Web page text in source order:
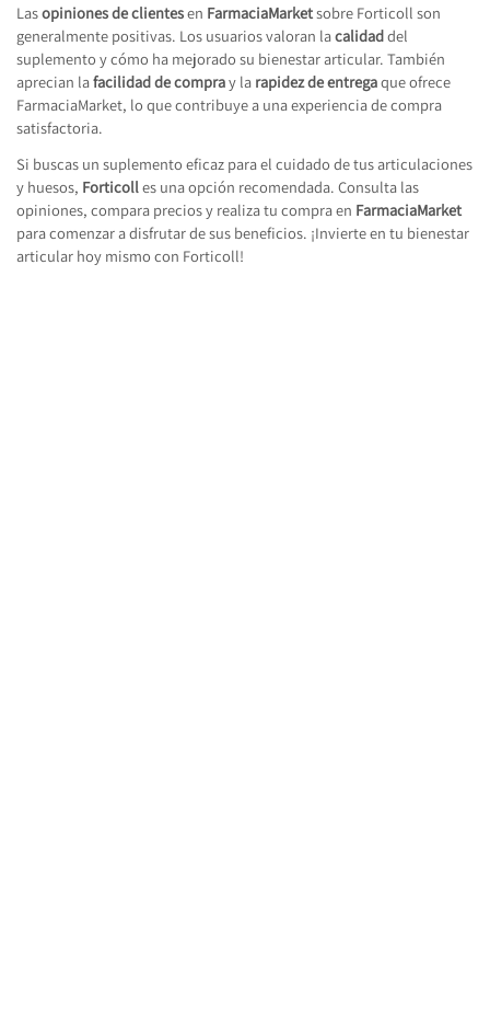
Lasopiniones de clientesen FarmaciaMarketsobre Forticoll son
generalmente positivas. Los usuarios valoran lacalidaddel
suplemento y cómo ha mejorado su bienestar articular. También
aprecian lafacilidad de compray la rapidez de entregaque ofrece
FarmaciaMarket, lo que contribuye a una experiencia de compra
satisfactoria.
Si buscas un suplemento eficaz para el cuidado de tus articulaciones
y huesos, Forticolles una opción recomendada. Consulta las
opiniones, compara precios y realiza tu compra en FarmaciaMarket
para comenzar a disfrutar de sus beneficios. ¡Invierte en tu bienestar
articular hoy mismo con Forticoll!